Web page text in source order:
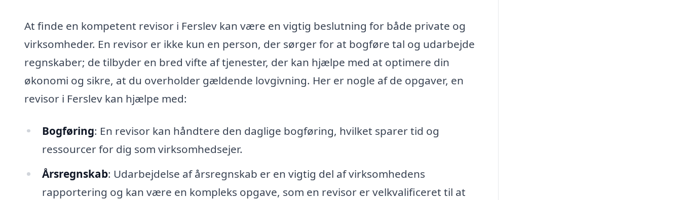
At finde en kompetent revisor i Ferslev kan være en vigtig beslutning for både private og
virksomheder. En revisor er ikke kun en person, der sørger for at bogføre tal og udarbejde
regnskaber; de tilbyder en bred vifte af tjenester, der kan hjælpe med at optimere din
økonomi og sikre, at du overholder gældende lovgivning. Her er nogle af de opgaver, en
revisor i Ferslev kan hjælpe med:
Bogføring: En revisor kan håndtere den daglige bogføring, hvilket sparer tid og
ressourcer for dig som virksomhedsejer.
Årsregnskab: Udarbejdelse af årsregnskab er en vigtig del af virksomhedens
rapportering og kan være en kompleks opgave, som en revisor er velkvalificeret til at